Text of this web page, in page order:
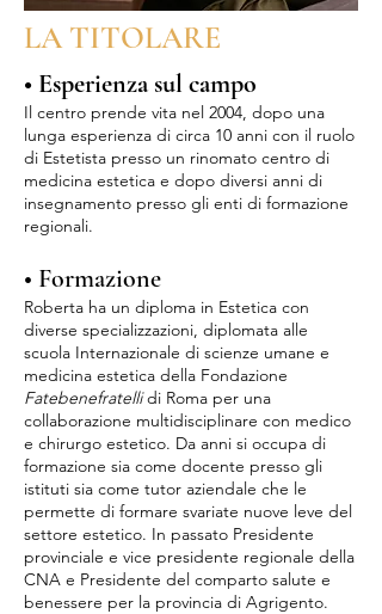
LA TITOLARE
• Esperienza sul campo
Il centro prende vita nel 2004, dopo una
lunga esperienza di circa 10 anni con il ruolo
di Estetista presso un rinomato centro di
medicina estetica e dopo diversi anni di
insegnamento presso gli enti di formazione
regionali.
• Formazione
Roberta ha un diploma in Estetica con
diverse specializzazioni, diplomata alle
scuola Internazionale di scienze umane e
medicina estetica della Fondazione
Fatebenefratellidi Roma per una
collaborazione multidisciplinare con medico
e chirurgo estetico. Da anni si occupa di
formazione sia come docente presso gli
istituti sia come tutor aziendale che le
permette di formare svariate nuove leve del
settore estetico. In passato Presidente
provinciale e vice presidente regionale della
CNA e Presidente del comparto salute e
benessere per la provincia di Agrigento.